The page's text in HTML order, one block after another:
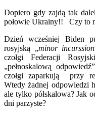
Dopiero gdy zajdą tak
połowie Ukrainy!! Czy to
Dzień wcześniej Biden
rosyjską „minor incurssion
czołgi Federacji
„pełnoskalową
czołgi zaparkują przy
Wtedy żadnej odpowiedzi
ale tylko półskalowa? Jak
dni parzyste?